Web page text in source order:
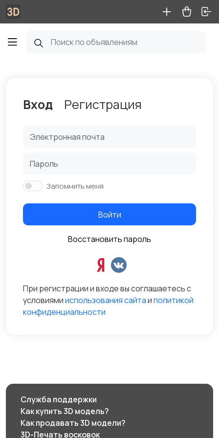
Вход Регистрация
Запомнить меня
Войти
Восстановить пароль
При регистрации и входе вы соглашаетесь с
условиямииспользования сайтаиполитикой
конфиденциальности
Служба поддержки
Как купить 3D модель?
Как продавать 3D модели?
3D-Печать восковок